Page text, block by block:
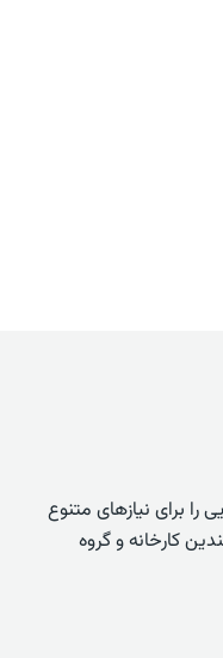
را برای نیازهای متنوع
کارخانه و گروه